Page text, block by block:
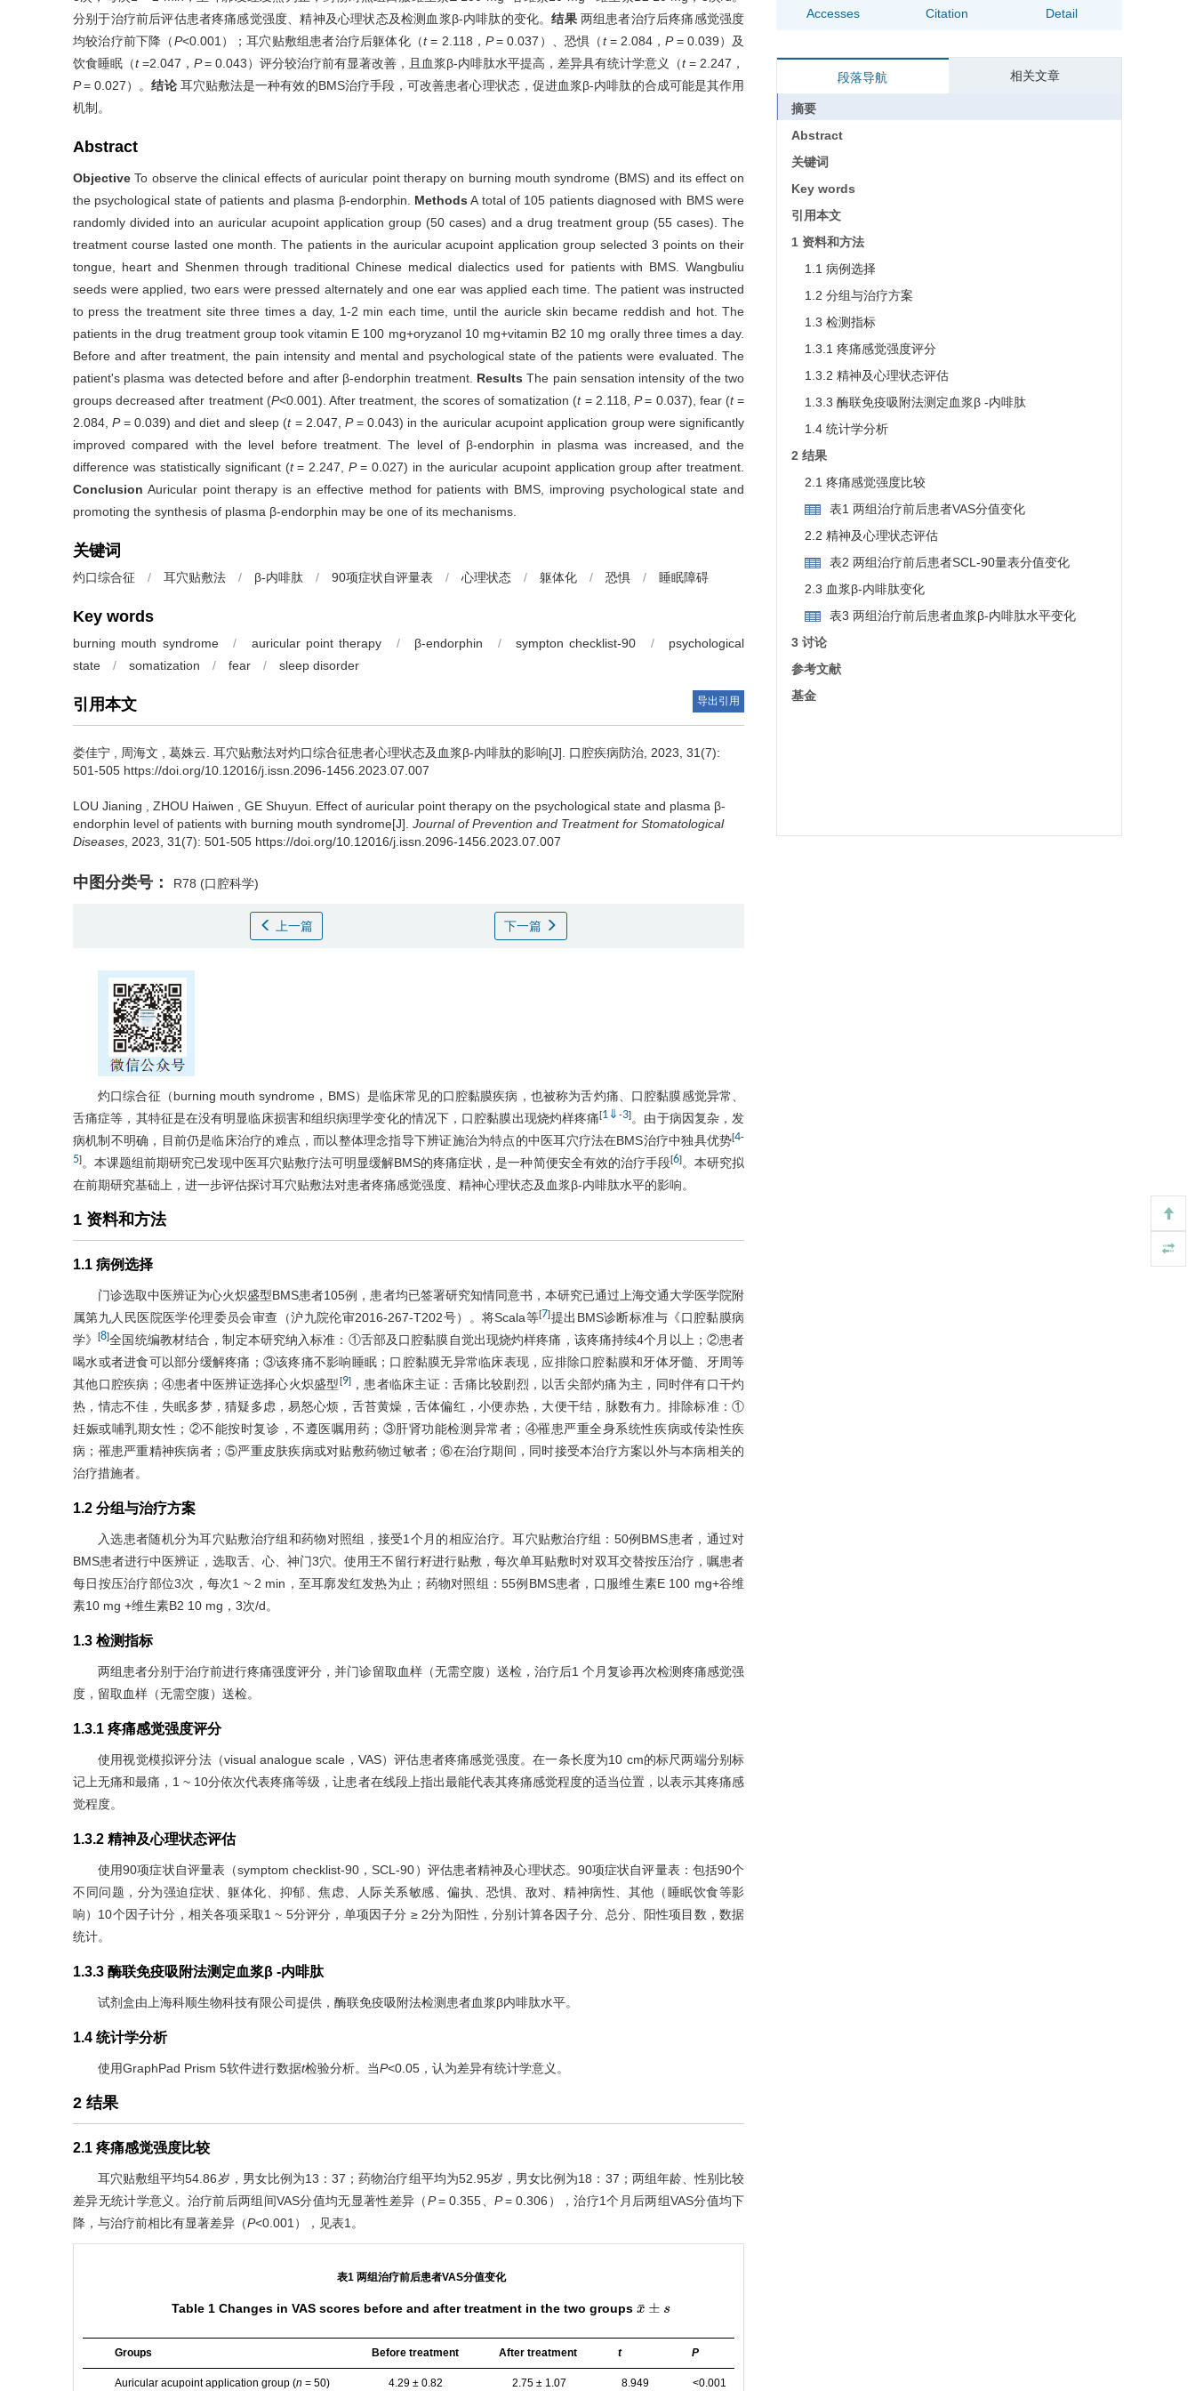
分别于治疗前后评估患者疼痛感觉强度、精神及心理状态及检测血浆β-内啡肽的变化。结果两组患者治疗后疼痛感觉强度
均较治疗前下降（P<0.001）；耳穴贴敷组患者治疗后躯体化（t= 2.118， P= 0.037）、恐惧（t= 2.084，P= 0.039）及
饮食睡眠（t=2.047，P= 0.043）评分较治疗前有显著改善，且血浆β-内啡肽水平提高，差异具有统计学意义（t= 2.247，
P= 0.027）。结论耳穴贴敷法是一种有效的BMS治疗手段，可改善患者心理状态，促进血浆β-内啡肽的合成可能是其作用
机制。
Abstract
Objective To observe the clinical effects of auricular point therapy on burning mouth syndrome (BMS) and its effect on
the psychological state of patients and plasma β-endorphin. Methods A total of 105 patients diagnosed with BMS were
randomly divided into an auricular acupoint application group (50 cases) and a drug treatment group (55 cases). The
treatment course lasted one month. The patients in the auricular acupoint application group selected 3 points on their
tongue, heart and Shenmen through traditional Chinese medical dialectics used for patients with BMS. Wangbuliu
seeds were applied, two ears were pressed alternately and one ear was applied each time. The patient was instructed
to press the treatment site three times a day, 1-2 min each time, until the auricle skin became reddish and hot. The
patients in the drug treatment group took vitamin E 100 mg+oryzanol 10 mg+vitamin B2 10 mg orally three times a day.
Before and after treatment, the pain intensity and mental and psychological state of the patients were evaluated. The
patient's plasma was detected before and after β-endorphin treatment. Results The pain sensation intensity of the two
groups decreased after treatment (P<0.001). After treatment, the scores of somatization (t = 2.118,P= 0.037), fear (t=
2.084,P= 0.039) and diet and sleep (t = 2.047,P= 0.043) in the auricular acupoint application group were significantly
improved compared with the level before treatment. The level of β-endorphin in plasma was increased, and the
difference was statistically significant (t= 2.247,P= 0.027) in the auricular acupoint application group after treatment.
Conclusion Auricular point therapy is an effective method for patients with BMS, improving psychological state and
promoting the synthesis of plasma β-endorphin may be one of its mechanisms.
关键词
灼口综合征 / 耳穴贴敷法 / β-内啡肽 / 90项症状自评量表 / 心理状态 / 躯体化 / 恐惧 / 睡眠障碍
Key words
burning mouth syndrome / auricular point therapy / β-endorphin / sympton checklist-90 /
psychological
state
/ somatization / fear / sleep disorder
引用本文 导出引用
娄佳宁 周海文 葛姝云 耳穴贴敷法对灼口综合征患者心理状态及血浆β-内啡肽的影响[J]. 口腔疾病防治, 2023, 31(7):
501-505 https://doi.org/10.12016/j.issn.2096-1456.2023.07.007
LOU Jianing ZHOU Haiwen GE Shuyun
Effect of auricular point therapy on the psychological state and plasma β-
endorphin level of patients with burning mouth syndrome[J]. Journal of Prevention and Treatment for Stomatological
Diseases , 2023, 31(7): 501-505 https://doi.org/10.12016/j.issn.2096-1456.2023.07.007
中图分类号： R78 (口腔科学)
上一篇 下一篇
灼口综合征（burning mouth syndrome，BMS）是临床常见的口腔黏膜疾病，也被称为舌灼痛、口腔黏膜感觉异常、
舌痛症等，其特征是在没有明显临床损害和组织病理学变化的情况下，口腔黏膜出现烧灼样疼痛[1 ⇓-3]。由于病因复杂，发
病机制不明确，目前仍是临床治疗的难点，而以整体理念指导下辨证施治为特点的中医耳穴疗法在BMS治疗中独具优势[4-
5]。本课题组前期研究已发现中医耳穴贴敷疗法可明显缓解BMS的疼痛症状，是一种简便安全有效的治疗手段[6]。本研究拟
在前期研究基础上，进一步评估探讨耳穴贴敷法对患者疼痛感觉强度、精神心理状态及血浆β-内啡肽水平的影响。
1 资料和方法
1.1 病例选择
门诊选取中医辨证为心火炽盛型BMS患者105例，患者均已签署研究知情同意书，本研究已通过上海交通大学医学院附
属第九人民医院医学伦理委员会审查（沪九院伦审2016-267-T202号）。将Scala等[7]提出BMS诊断标准与《口腔黏膜病
学》[8]全国统编教材结合，制定本研究纳入标准：①舌部及口腔黏膜自觉出现烧灼样疼痛，该疼痛持续4个月以上；②患者
喝水或者进食可以部分缓解疼痛；③该疼痛不影响睡眠；口腔黏膜无异常临床表现，应排除口腔黏膜和牙体牙髓、牙周等
其他口腔疾病；④患者中医辨证选择心火炽盛型[9]，患者临床主证：舌痛比较剧烈，以舌尖部灼痛为主，同时伴有口干灼
热，情志不佳，失眠多梦，猜疑多虑，易怒心烦，舌苔黄燥，舌体偏红，小便赤热，大便干结，脉数有力。排除标准：①
妊娠或哺乳期女性；②不能按时复诊，不遵医嘱用药；③肝肾功能检测异常者；④罹患严重全身系统性疾病或传染性疾
病；罹患严重精神疾病者；⑤严重皮肤疾病或对贴敷药物过敏者；⑥在治疗期间，同时接受本治疗方案以外与本病相关的
治疗措施者。
1.2 分组与治疗方案
入选患者随机分为耳穴贴敷治疗组和药物对照组，接受1个月的相应治疗。耳穴贴敷治疗组：50例BMS患者，通过对
BMS患者进行中医辨证，选取舌、心、神门3穴。使用王不留行籽进行贴敷，每次单耳贴敷时对双耳交替按压治疗，嘱患者
每日按压治疗部位3次，每次1 ~ 2 min，至耳廓发红发热为止；药物对照组：55例BMS患者，口服维生素E 100 mg+谷维
素10 mg +维生素B2 10 mg，3次/d。
1.3 检测指标
两组患者分别于治疗前进行疼痛强度评分，并门诊留取血样（无需空腹）送检，治疗后1 个月复诊再次检测疼痛感觉强
度，留取血样（无需空腹）送检。
1.3.1 疼痛感觉强度评分
使用视觉模拟评分法（visual analogue scale，VAS）评估患者疼痛感觉强度。在一条长度为10 cm的标尺两端分别标
记上无痛和最痛，1 ~ 10分依次代表疼痛等级，让患者在线段上指出最能代表其疼痛感觉程度的适当位置，以表示其疼痛感
觉程度。
1.3.2 精神及心理状态评估
使用90项症状自评量表（symptom checklist-90，SCL-90）评估患者精神及心理状态。90项症状自评量表：包括90个
不同问题，分为强迫症状、躯体化、抑郁、焦虑、人际关系敏感、偏执、恐惧、敌对、精神病性、其他（睡眠饮食等影
响）10个因子计分，相关各项采取1 ~ 5分评分，单项因子分 ≥ 2分为阳性，分别计算各因子分、总分、阳性项目数，数据
统计。
1.3.3 酶联免疫吸附法测定血浆β -内啡肽
试剂盒由上海科顺生物科技有限公司提供，酶联免疫吸附法检测患者血浆β内啡肽水平。
1.4 统计学分析
使用GraphPad Prism 5软件进行数据t检验分析。当P<0.05，认为差异有统计学意义。
2 结果
2.1 疼痛感觉强度比较
耳穴贴敷组平均54.86岁，男女比例为13：37；药物治疗组平均为52.95岁，男女比例为18：37；两组年龄、性别比较
差异无统计学意义。治疗前后两组间VAS分值均无显著性差异（P= 0.355、 P= 0.306），治疗1个月后两组VAS分值均下
降，与治疗前相比有显著差异（P<0.001），见表1 。
表1 两组治疗前后患者VAS分值变化
Table 1 Changes in VAS scores before and after treatment in the two groups x¯
Groups Before treatment After treatment t P
Auricular acupoint application group (n = 50) 4.29 ± 0.82 2.75 ± 1.07 8.949 <0.001
Accesses Citation Detail
段落导航 相关文章
摘要
Abstract
关键词
Key words
引用本文
1 资料和方法
1.1 病例选择
1.2 分组与治疗方案
1.3 检测指标
1.3.1 疼痛感觉强度评分
1.3.2 精神及心理状态评估
1.3.3 酶联免疫吸附法测定血浆β -内啡肽
1.4 统计学分析
2 结果
2.1 疼痛感觉强度比较
表1 两组治疗前后患者VAS分值变化
2.2 精神及心理状态评估
表2 两组治疗前后患者SCL-90量表分值变化
2.3 血浆β-内啡肽变化
表3 两组治疗前后患者血浆β-内啡肽水平变化
3 讨论
参考文献
基金